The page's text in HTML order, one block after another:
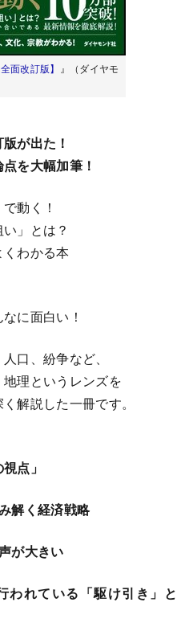
面改訂版】
』（ダイヤモ
が出た！
を大幅加筆！
動く！
」とは？
わかる本
に面白い！
口、紛争など、
理というレンズを
解説した一冊です。
点」
く経済戦略
が大きい
れている「駆け引き」と